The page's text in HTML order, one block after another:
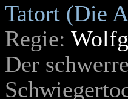
Tatort (Die
Regie:
Der